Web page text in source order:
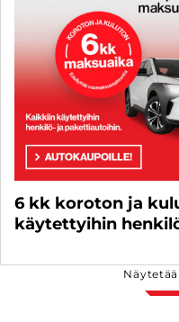
6 kk koroton ja
käytettyihin